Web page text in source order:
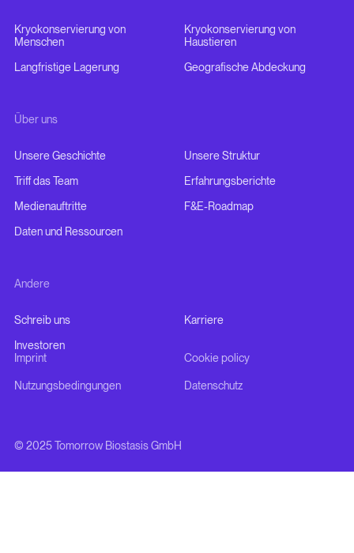
Kryokonservierung von
Menschen
Kryokonservierung von
Haustieren
Langfristige Lagerung
Geografische Abdeckung
Über uns
Unsere Geschichte
Unsere Struktur
Triff das Team
Erfahrungsberichte
Medienauftritte
F&E-Roadmap
Daten und Ressourcen
Andere
Schreib uns
Karriere
Investoren
© 2025 Tomorrow Biostasis GmbH
Imprint Cookie policy
Nutzungsbedingungen Datenschutz